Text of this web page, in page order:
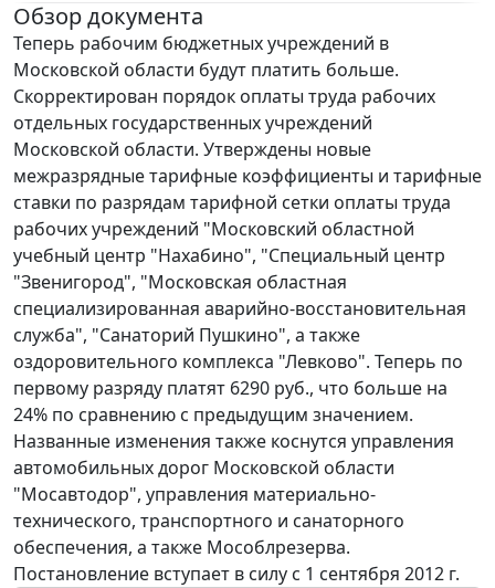
Обзор документа
Теперь рабочим бюджетных учреждений в
Московской области будут платить больше.
Скорректирован порядок оплаты труда рабочих
отдельных государственных учреждений
Московской области. Утверждены новые
межразрядные тарифные коэффициенты и тарифные
ставки по разрядам тарифной сетки оплаты труда
рабочих учреждений "Московский областной
учебный центр "Нахабино", "Специальный центр
"Звенигород", "Московская областная
специализированная аварийно-восстановительная
служба", "Санаторий Пушкино", а также
оздоровительного комплекса "Левково". Теперь по
первому разряду платят 6290 руб., что больше на
24% по сравнению с предыдущим значением.
Названные изменения также коснутся управления
автомобильных дорог Московской области
"Мосавтодор", управления материально-
технического, транспортного и санаторного
обеспечения, а также Мособлрезерва.
Постановление вступает в силу с 1 сентября 2012 г.